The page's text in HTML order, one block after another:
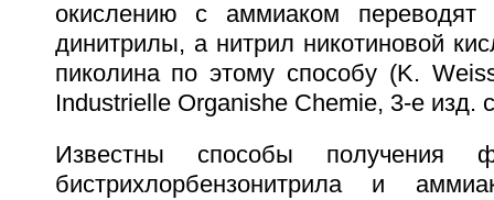
окислению с аммиаком переводят
динитрилы, а нитрил никотиновой
пиколина по этому способу (K.
Industrielle Organishe Chemie, 3-е изд.
Известны способы получения
бистрихлорбензонитрила и